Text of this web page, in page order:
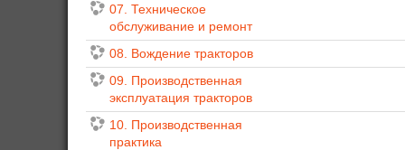
07. Техническое
обслуживание и ремонт
08. Вождение тракторов
09. Производственная
эксплуатация тракторов
10. Производственная
практика